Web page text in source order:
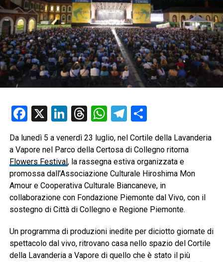
Facebook
X LinkedIn
Threads
WhatsApp
Telegram
Da lunedì 5 a venerdì 23 luglio, nel Cortile della Lavanderia
a Vapore nel Parco della Certosa di Collegno ritorna
Flowers Festival , la rassegna estiva organizzata e
promossa dall’Associazione Culturale Hiroshima Mon
Amour e Cooperativa Culturale Biancaneve, in
collaborazione con Fondazione Piemonte dal Vivo, con il
sostegno di Città di Collegno e Regione Piemonte.
Un programma di produzioni inedite per diciotto giornate di
spettacolo dal vivo, ritrovano casa nello spazio del Cortile
della Lavanderia a Vapore di quello che è stato il più